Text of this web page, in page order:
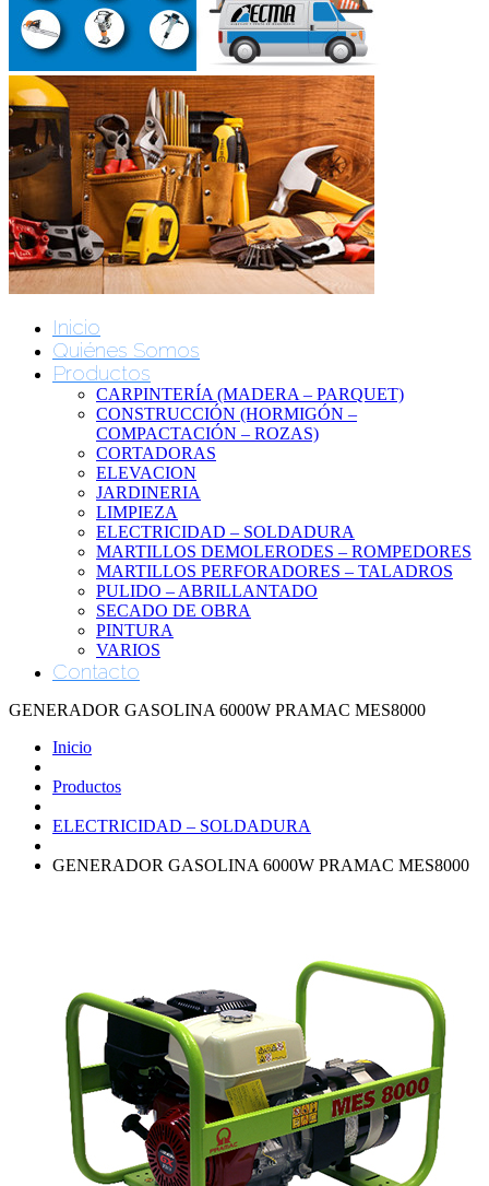
Inicio
Quiénes Somos
Productos
CARPINTERÍA (MADERA – PARQUET)
CONSTRUCCIÓN (HORMIGÓN –
COMPACTACIÓN – ROZAS)
CORTADORAS
ELEVACION
JARDINERIA
LIMPIEZA
ELECTRICIDAD – SOLDADURA
MARTILLOS DEMOLERODES – ROMPEDORES
MARTILLOS PERFORADORES – TALADROS
PULIDO – ABRILLANTADO
SECADO DE OBRA
PINTURA
VARIOS
Contacto
GENERADOR GASOLINA 6000W PRAMAC MES8000
Inicio
Productos
ELECTRICIDAD – SOLDADURA
GENERADOR GASOLINA 6000W PRAMAC MES8000